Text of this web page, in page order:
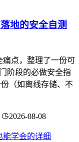
地的安全自测
痛点，整理了一份可
阶段的必做安全指
（如离线存储、不
2026-08-08